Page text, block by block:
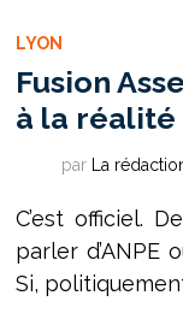
LYON
Fusion
à la réalité
par La
C’est officiel.
parler d’ANPE
Si,